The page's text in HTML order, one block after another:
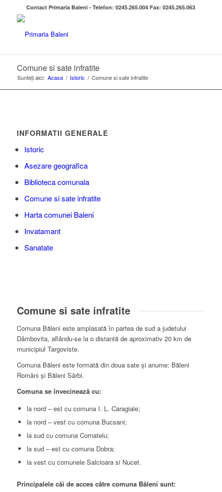
Contact Primaria Baleni - Telefon: 0245.265.004 Fax: 0245.265.063
Comune si sate infratite
Sunteți aici: Acasa / Istoric / Comune si sate infratite
INFORMATII GENERALE
Istoric
Asezare geografica
Biblioteca comunala
Comune si sate infratite
Harta comunei Baleni
Invatamant
Sanatate
Comune si sate infratite
Comuna Băleni este amplasată în partea de sud a judetului
Dâmbovita, aflându-se la o distantă de aproximativ 20 km de
municipiul Targoviste.
Comuna Băleni este formată din doua sate și anume: Băleni
Români și Băleni Sârbi.
Comuna se învecinează cu:
la nord – estcu comuna I. L. Caragiale;
la nord – vestcu comuna Bucsani;
la sudcu comuna Cornatelu;
la sud – estcu comuna Dobra;
la vestcu comunele Salcioara si Nucet.
Principalele căi de acces către comuna Băleni sunt: